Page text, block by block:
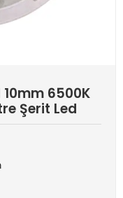
10mm 6500K
Şerit Led